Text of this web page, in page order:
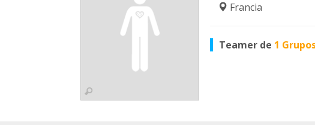
Francia
Teamer de 1